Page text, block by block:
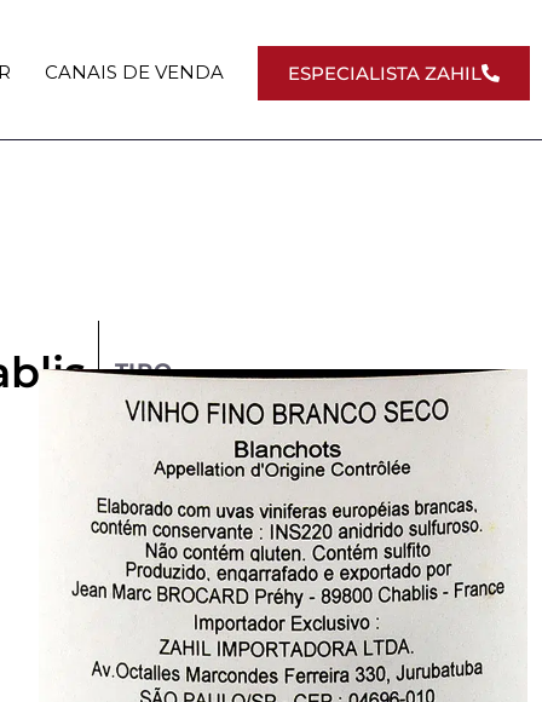
CANAIS DE VENDA ESPECIALISTA ZAHIL
TIPO
Brancos
França
REGIÃO
Borgonha
UVA
100% Chardonnay
CORPO